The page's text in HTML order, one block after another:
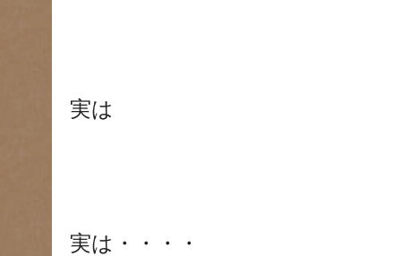
実は
実は・・・・